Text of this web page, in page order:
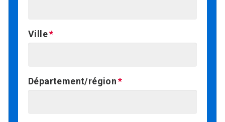
Ville
Département/région